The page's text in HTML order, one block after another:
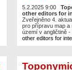
5.2.2025 9:00
other editors for
Zveřejněno 4.
pro přípravu map a
území v angličtině -
other editors for